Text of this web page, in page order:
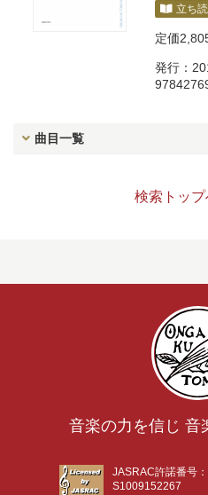
立ち
定価
発行：
曲目一覧
検索トップ
音楽の力を信じ 音
JASRAC許諾番号：
S1009152267